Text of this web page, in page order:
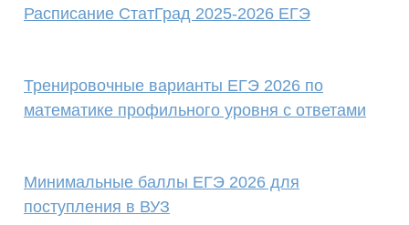
Расписание СтатГрад 2025-2026 ЕГЭ
Тренировочные варианты ЕГЭ 2026 по
математике профильного уровня с ответами
Минимальные баллы ЕГЭ 2026 для
поступления в ВУЗ